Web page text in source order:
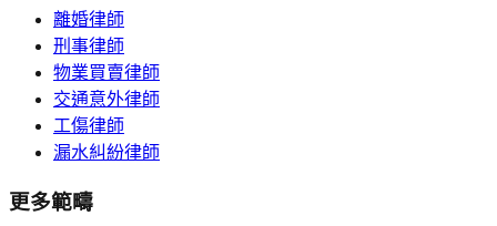
離婚律師
刑事律師
物業買賣律師
交通意外律師
工傷律師
漏水糾紛律師
更多範疇